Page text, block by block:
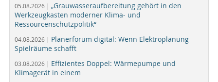
05.08.2026 | „Grauwasseraufbereitung gehört in den
Werkzeugkasten moderner Klima- und
Ressourcenschutzpolitik“
04.08.2026 | Planerforum digital: Wenn Elektroplanung
Spielräume schafft
03.08.2026 | Effizientes Doppel: Wärmepumpe und
Klimagerät in einem